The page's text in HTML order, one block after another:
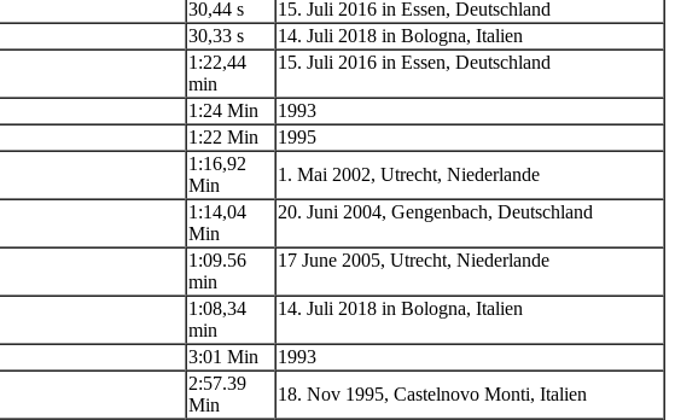
30,44 s
15. Juli 2016 in Essen, Deutschland
30,33 s
14. Juli 2018 in Bologna, Italien
1:22,44
min
15. Juli 2016 in Essen, Deutschland
1:24 Min
1993
1:22 Min
1995
1:16,92
Min
1. Mai 2002, Utrecht, Niederlande
1:14,04
Min
20. Juni 2004, Gengenbach, Deutschland
1:09.56
min
17 June 2005, Utrecht, Niederlande
1:08,34
min
14. Juli 2018 in Bologna, Italien
3:01 Min
1993
2:57.39
Min
18. Nov 1995, Castelnovo Monti, Italien